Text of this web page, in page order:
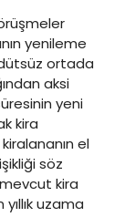
yenileme
ortada
aksi
yeni
kira
el
söz
mevcut kira
uzama